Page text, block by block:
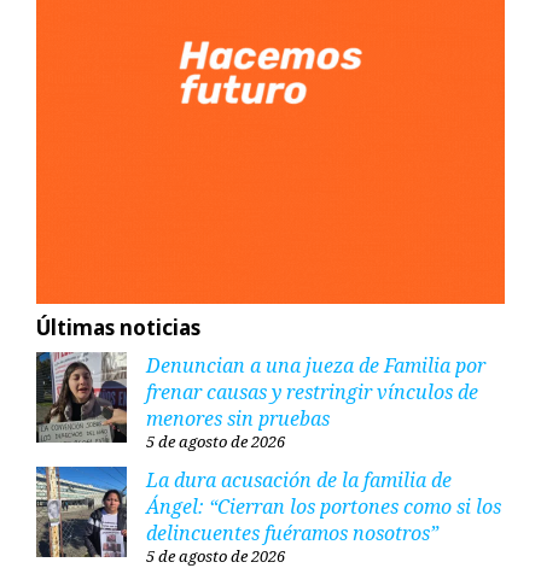
Últimas noticias
Denuncian a una jueza de Familia por
frenar causas y restringir vínculos de
menores sin pruebas
5 de agosto de 2026
La dura acusación de la familia de
Ángel: “Cierran los portones como si los
delincuentes fuéramos nosotros”
5 de agosto de 2026